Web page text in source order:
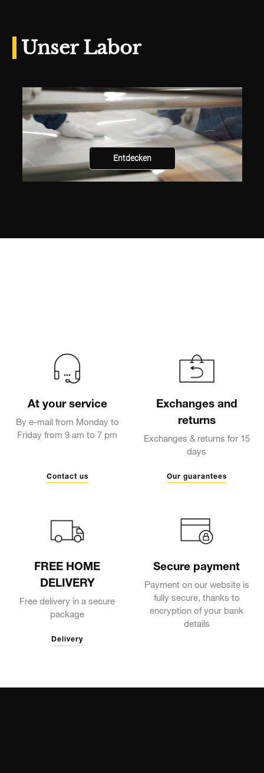
Unser Labor
Entdecken
At your service
By e-mail from Monday to
Friday from 9 am to 7 pm
Contact us
Exchanges and
returns
Exchanges & returns for 15
days
Our guarantees
FREE HOME
DELIVERY
Free delivery in a secure
package
Delivery
Secure payment
Payment on our website is
fully secure, thanks to
encryption of your bank
details